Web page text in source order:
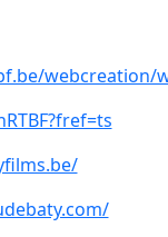
webcreation/